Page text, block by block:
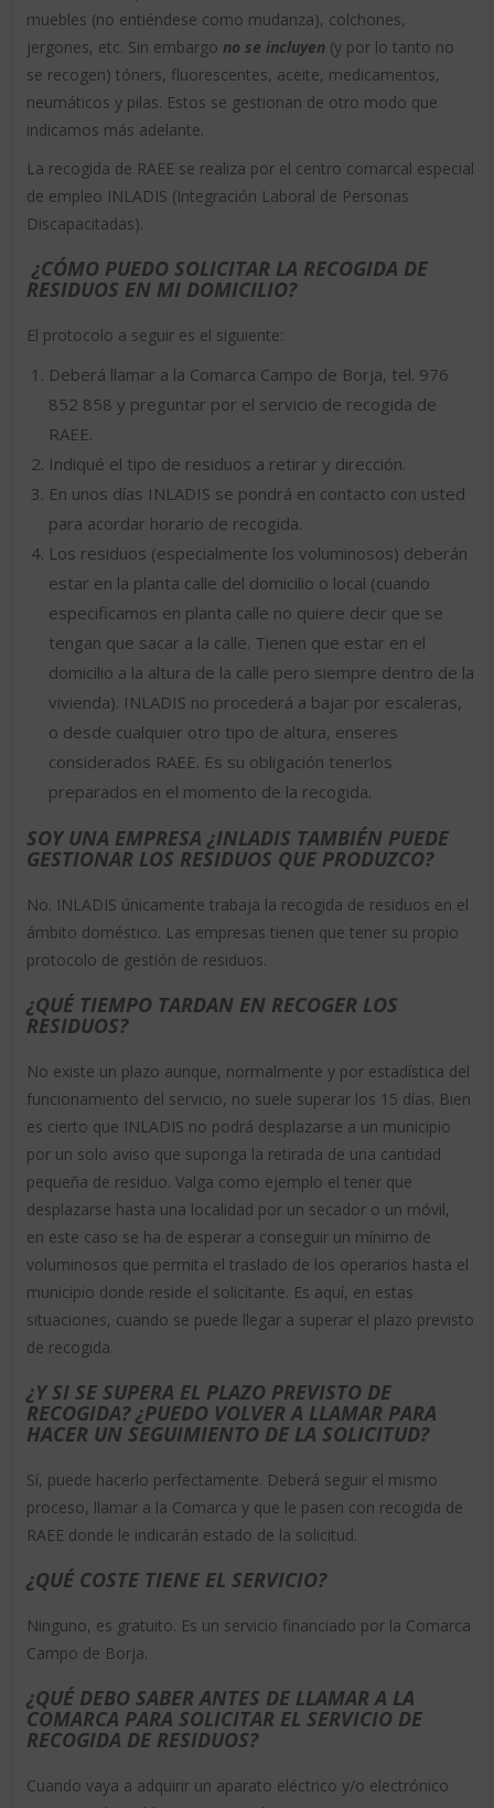
muebles (no entiéndese como mudanza), colchones,
jergones, etc. Sin embargo no se incluyen(y por lo tanto no
se recogen) tóners, fluorescentes, aceite, medicamentos,
neumáticos y pilas. Estos se gestionan de otro modo que
indicamos más adelante.
La recogida de RAEE se realiza por el centro comarcal especial
de empleo INLADIS (Integración Laboral de Personas
Discapacitadas).
¿CÓMO PUEDO SOLICITAR LA RECOGIDA DE
RESIDUOS EN MI DOMICILIO?
El protocolo a seguir es el siguiente:
Deberá llamar a la Comarca Campo de Borja, tel. 976
852 858 y preguntar por el servicio de recogida de
RAEE.
Indiqué el tipo de residuos a retirar y dirección.
En unos días INLADIS se pondrá en contacto con usted
para acordar horario de recogida.
Los residuos (especialmente los voluminosos) deberán
estar en la planta calle del domicilio o local (cuando
especificamos en planta calle no quiere decir que se
tengan que sacar a la calle. Tienen que estar en el
domicilio a la altura de la calle pero siempre dentro de la
vivienda). INLADIS no procederá a bajar por escaleras,
o desde cualquier otro tipo de altura, enseres
considerados RAEE. Es su obligación tenerlos
preparados en el momento de la recogida.
SOY UNA EMPRESA ¿INLADIS TAMBIÉN PUEDE
GESTIONAR LOS RESIDUOS QUE PRODUZCO?
No. INLADIS únicamente trabaja la recogida de residuos en el
ámbito doméstico. Las empresas tienen que tener su propio
protocolo de gestión de residuos.
¿QUÉ TIEMPO TARDAN EN RECOGER LOS
RESIDUOS?
No existe un plazo aunque, normalmente y por estadística del
funcionamiento del servicio, no suele superar los 15 días. Bien
es cierto que INLADIS no podrá desplazarse a un municipio
por un solo aviso que suponga la retirada de una cantidad
pequeña de residuo. Valga como ejemplo el tener que
desplazarse hasta una localidad por un secador o un móvil,
en este caso se ha de esperar a conseguir un mínimo de
voluminosos que permita el traslado de los operarios hasta el
municipio donde reside el solicitante. Es aquí, en estas
situaciones, cuando se puede llegar a superar el plazo previsto
de recogida.
¿Y SI SE SUPERA EL PLAZO PREVISTO DE
RECOGIDA? ¿PUEDO VOLVER A LLAMAR PARA
HACER UN SEGUIMIENTO DE LA SOLICITUD?
Sí, puede hacerlo perfectamente. Deberá seguir el mismo
proceso, llamar a la Comarca y que le pasen con recogida de
RAEE donde le indicarán estado de la solicitud.
¿QUÉ COSTE TIENE EL SERVICIO?
Ninguno, es gratuito. Es un servicio financiado por la Comarca
Campo de Borja.
¿QUÉ DEBO SABER ANTES DE LLAMAR A LA
COMARCA PARA SOLICITAR EL SERVICIO DE
RECOGIDA DE RESIDUOS?
Cuando vaya a adquirir un aparato eléctrico y/o electrónico